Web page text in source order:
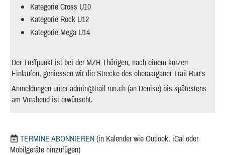
Kategorie Cross U10
Kategorie Rock U12
Kategorie Mega U14
Der Treffpunkt ist bei der MZH Thörigen, nach einem kurzen
Einlaufen, geniessen wir die Strecke des oberaargauer Trail-Run's
Anmeldungen unteradmin@trail-run.ch(an Denise) bis spätestens
am Vorabend ist erwünscht.
TERMINE ABONNIEREN(in Kalender wie Outlook, iCal oder
Mobilgeräte hinzufügen)